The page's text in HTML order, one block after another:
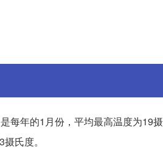
每年的1月份，平均最高温度为19
氏度。